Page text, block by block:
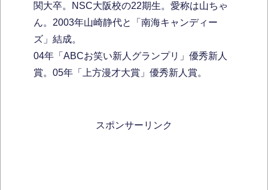
関大卒。NSC大阪校の22期生。愛称は山ちゃ
ん。2003年山崎静代と「南海キャンディー
ズ」結成。
04年「ABCお笑い新人グランプリ」優秀新人
賞。05年「上方漫才大賞」優秀新人賞。
スポンサーリンク